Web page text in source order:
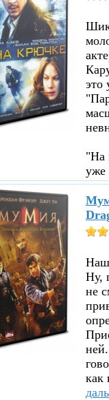
это
"На
уже
Ну,
не
как